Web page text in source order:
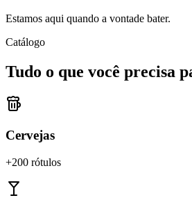
Estamos aqui quando a vontade bater.
Catálogo
Tudo o que você precisa
Cervejas
+200 rótulos